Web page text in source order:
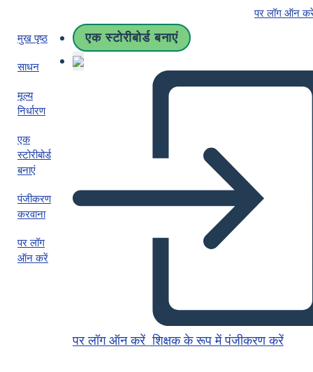
पर लॉग ऑन
मुख पृष्ठ
साधन
मूल्य
निर्धारण
एक
स्टोरीबोर्ड
बनाएं
पंजीकरण
करवाना
पर लॉग
ऑन करें
एक स्टोरीबोर्ड बनाएं
पर लॉग ऑन करें शिक्षक के रूप में पंजीकरण करें